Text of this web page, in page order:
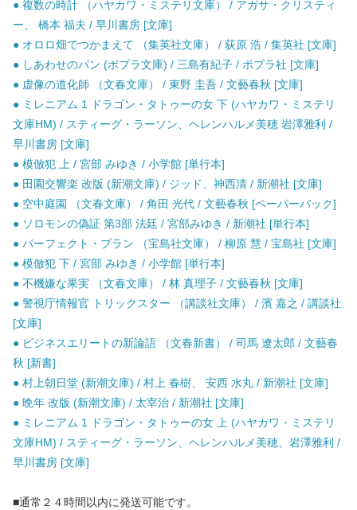
● 複数の時計 （ハヤカワ・ミステリ文庫） / アガサ・クリスティ
ー、 橋本 福夫 / 早川書房 [文庫]
● オロロ畑でつかまえて （集英社文庫） / 荻原 浩 / 集英社 [文庫]
● しあわせのパン (ポプラ文庫) / 三島有紀子 / ポプラ社 [文庫]
● 虚像の道化師 （文春文庫） / 東野 圭吾 / 文藝春秋 [文庫]
● ミレニアム 1 ドラゴン・タトゥーの女 下 (ハヤカワ・ミステリ
文庫HM) / スティーグ・ラーソン、ヘレンハルメ美穂 岩澤雅利 /
早川書房 [文庫]
● 模倣犯 上 / 宮部 みゆき / 小学館 [単行本]
● 田園交響楽 改版 (新潮文庫) / ジッド、神西清 / 新潮社 [文庫]
● 空中庭園 （文春文庫） / 角田 光代 / 文藝春秋 [ペーパーバック]
● ソロモンの偽証 第3部 法廷 / 宮部みゆき / 新潮社 [単行本]
● パーフェクト・プラン （宝島社文庫） / 柳原 慧 / 宝島社 [文庫]
● 模倣犯 下 / 宮部 みゆき / 小学館 [単行本]
● 不機嫌な果実 （文春文庫） / 林 真理子 / 文藝春秋 [文庫]
● 警視庁情報官 トリックスター （講談社文庫） / 濱 嘉之 / 講談社
[文庫]
● ビジネスエリートの新論語 （文春新書） / 司馬 遼太郎 / 文藝春
秋 [新書]
● 村上朝日堂 (新潮文庫) / 村上 春樹、 安西 水丸 / 新潮社 [文庫]
● 晩年 改版 (新潮文庫) / 太宰治 / 新潮社 [文庫]
● ミレニアム 1 ドラゴン・タトゥーの女 上 (ハヤカワ・ミステリ
文庫HM) / スティーグ・ラーソン、ヘレンハルメ美穂、岩澤雅利 /
早川書房 [文庫]
■通常２４時間以内に発送可能です。